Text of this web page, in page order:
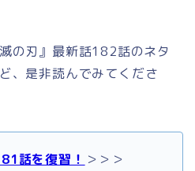
の刃』最新話182話のネタ
、是非読んでみてくださ
話を復習！ ＞＞＞